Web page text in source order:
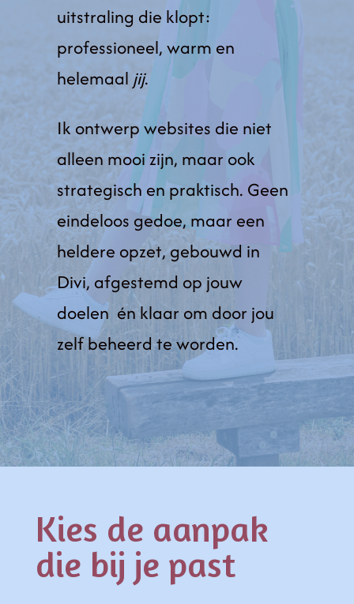
uitstraling die klopt:
professioneel, warm en
helemaal jij.
Ik ontwerp websites die niet
alleen mooi zijn, maar ook
strategisch en praktisch. Geen
eindeloos gedoe, maar een
heldere opzet, gebouwd in
Divi, afgestemd op jouw
doelen én klaar om door jou
zelf beheerd te worden.
Kies de aanpak
die bij je past